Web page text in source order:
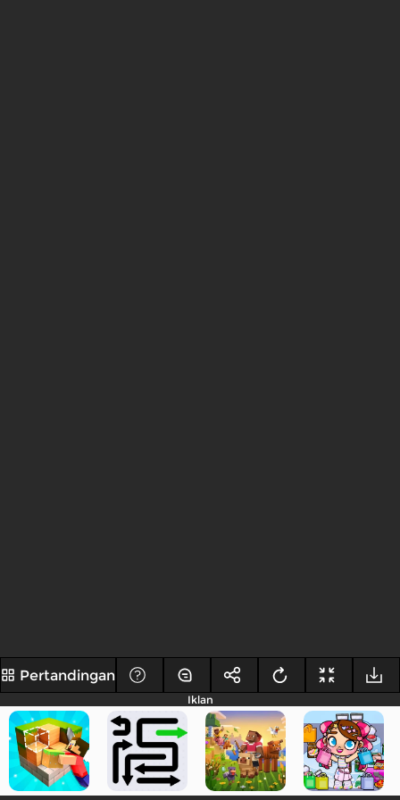
Pertandingan
Iklan